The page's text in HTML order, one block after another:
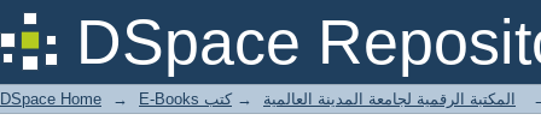
DSpace
الإسلامية العربية في الجزائر الحديثة
DSpace Home → E-Books المكتبة الرقمية لجامعة المدينة العالمية → كتب